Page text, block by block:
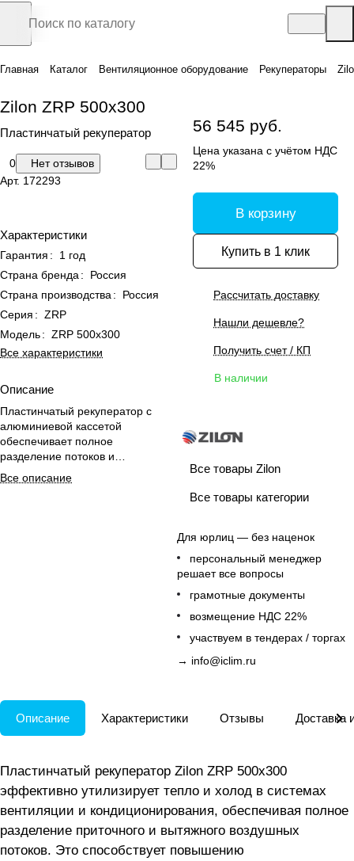
Главная Каталог Вентиляционное оборудование Рекуператоры
Zilon ZRP 500x300
Пластинчатый рекуператор
0
Нет отзывов
Арт. 172293
Характеристики
Гарантия :
1 год
Страна бренда :
Россия
Страна производства :
Россия
Серия : ZRP
Модель: ZRP 500x300
Все характеристики
Описание
Пластинчатый рекуператор с
алюминиевой кассетой
обеспечивает полное
разделение потоков и
эффективное сохранение тепла
в вентиляционных системах.
Все описание
56 545 руб.
Цена указана с учётом НДС
22%
В корзину
Купить в 1 клик
Рассчитать доставку
Нашли дешевле?
Получить счет / КП
В наличии
Все товары Zilon
Все товары категории
Для юрлиц — без наценок
персональный менеджер
решает все вопросы
грамотные документы
возмещение НДС 22%
участвуем в тендерах / торгах
→ info@iclim.ru
Описание Характеристики Отзывы Доставка
Пластинчатый рекуператор Zilon ZRP 500x300
эффективно утилизирует тепло и холод в системах
вентиляции и кондиционирования, обеспечивая полное
разделение приточного и вытяжного воздушных
потоков. Это способствует повышению